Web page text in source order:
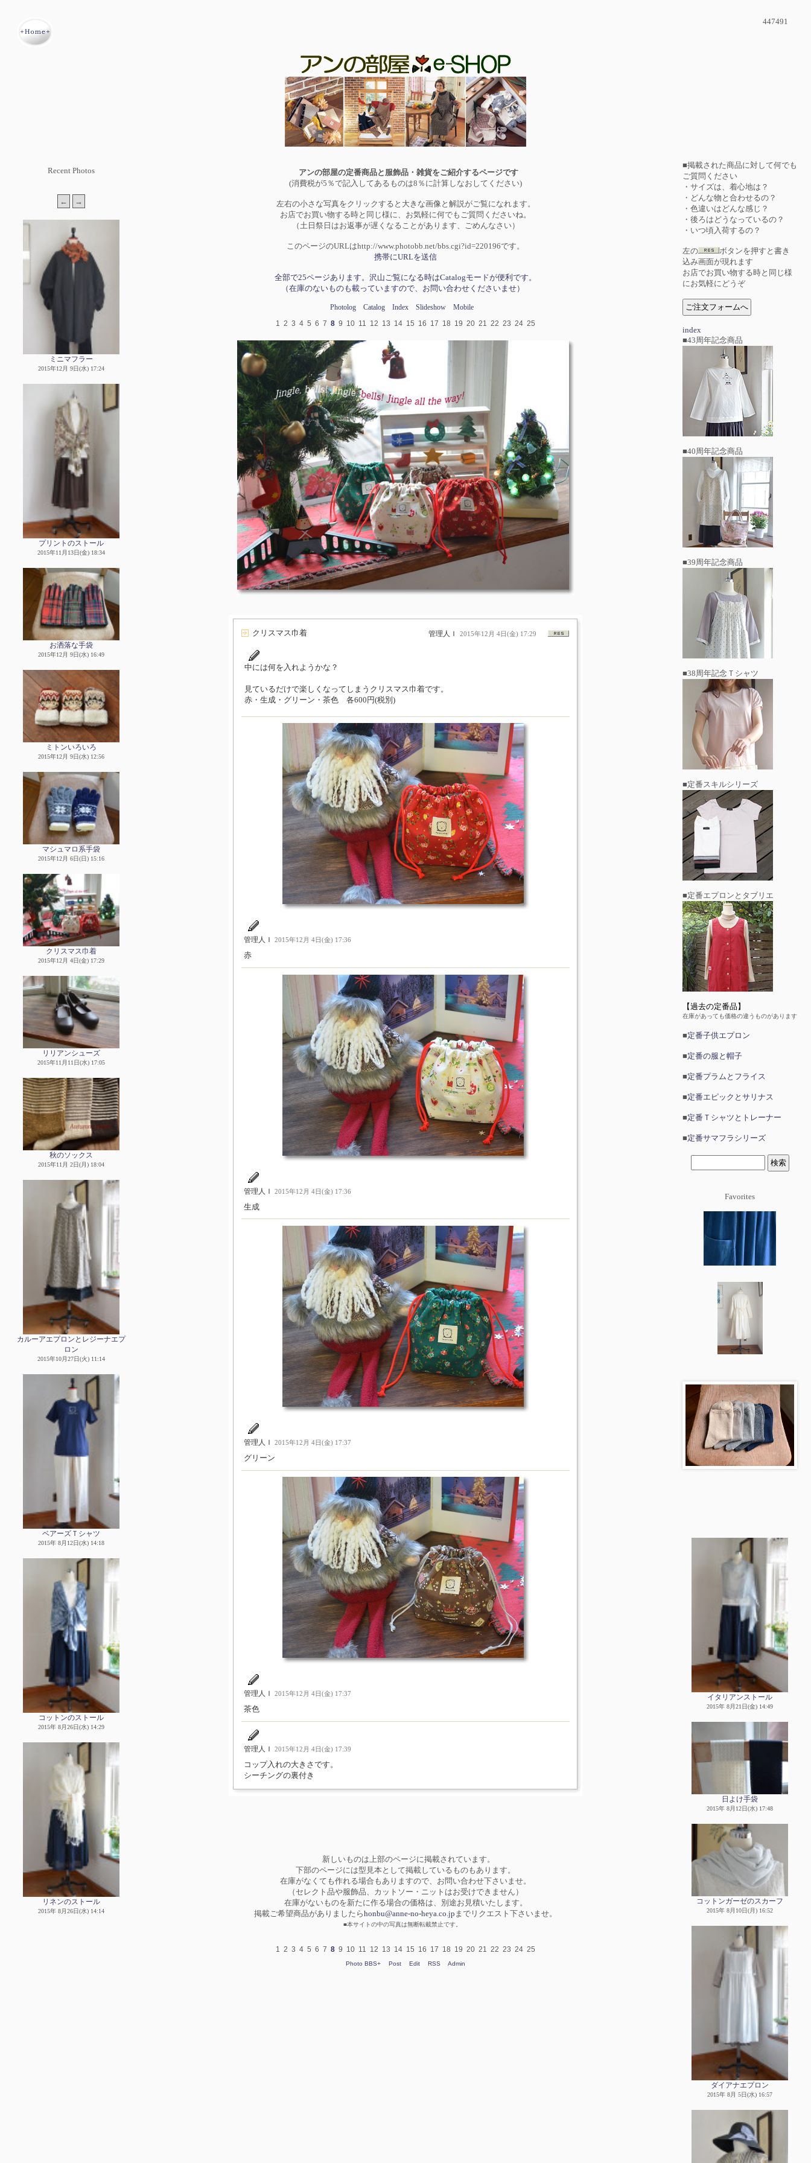
447491
Recent Photos
ミニマフラー
2015年12月 9日(水) 17:24
プリントのストール
2015年11月13日(金) 18:34
お洒落な手袋
2015年12月 9日(水) 16:49
ミトンいろいろ
2015年12月 9日(水) 12:56
マシュマロ系手袋
2015年12月 6日(日) 15:16
クリスマス巾着
2015年12月 4日(金) 17:29
リリアンシューズ
2015年11月11日(水) 17:05
秋のソックス
2015年11月 2日(月) 18:04
カルーアエプロンとレジーナエプ
ロン
2015年10月27日(火) 11:14
ベアーズＴシャツ
2015年 8月12日(水) 14:18
コットンのストール
2015年 8月26日(水) 14:29
リネンのストール
2015年 8月26日(水) 14:14
アンの部屋の定番商品と服飾品・雑貨をご紹介するページです
(消費税が5％で記入してあるものは8％に計算しなおしてください)
左右の小さな写真をクリックすると大きな画像と解説がご覧になれます。
お店でお買い物する時と同じ様に、お気軽に何でもご質問くださいね。
（土日祭日はお返事が遅くなることがあります、ごめんなさい）
このページのURLはhttp://www.photobb.net/bbs.cgi?id=220196です。
携帯にURLを送信
全部で25ページあります。沢山ご覧になる時はCatalogモードが便利です。
（在庫のないものも載っていますので、お問い合わせくださいませ）
Photolog Catalog Index Slideshow
Mobile
1 2 3 4 5 6 7 8 9 10 11 12 13 14 15 16 17 18 19 20 21 22 23 24 25
クリスマス巾着 管理人Ｉ 2015年12月 4日(金) 17:29
中には何を入れようかな？
見ているだけで楽しくなってしまうクリスマス巾着です。
赤・生成・グリーン・茶色 各600円(税別)
管理人Ｉ 2015年12月 4日(金) 17:36
赤
管理人Ｉ 2015年12月 4日(金) 17:36
生成
管理人Ｉ 2015年12月 4日(金) 17:37
グリーン
管理人Ｉ 2015年12月 4日(金) 17:37
茶色
管理人Ｉ 2015年12月 4日(金) 17:39
コップ入れの大きさです。
シーチングの裏付き
新しいものは上部のページに掲載されています。
下部のページには型見本として掲載しているものもあります。
在庫がなくても作れる場合もありますので、お問い合わせ下さいませ。
（セレクト品や服飾品、カットソー・ニットはお受けできません）
在庫がないものを新たに作る場合の価格は、別途お見積いたします。
掲載ご希望商品がありましたらhonbu@anne-no-heya.co.jp までリクエスト下さいませ。
■本サイトの中の写真は無断転載禁止です。
1 2 3 4 5 6 7 8 9 10 11 12 13 14 15 16 17 18 19 20 21 22 23 24 25
Photo BBS+ Post Edit RSS Admin
■掲載された商品に対して何でも
ご質問ください
・サイズは、着心地は？
・どんな物と合わせるの？
・色違いはどんな感じ？
・後ろはどうなっているの？
・いつ頃入荷するの？
左の
ボタンを押すと書き
込み画面が現れます
お店でお買い物する時と同じ様
にお気軽にどうぞ
index
■43周年記念商品
■40周年記念商品
■39周年記念商品
■38周年記念Ｔシャツ
■定番スキルシリーズ
■定番エプロンとタブリエ
【過去の定番品】
在庫があっても価格の違うものがあります
■定番子供エプロン
■定番の服と帽子
■定番プラムとフライス
■定番エピックとサリナス
■定番Ｔシャツとトレーナー
■定番サマフラシリーズ
Favorites
イタリアンストール
2015年 8月21日(金) 14:49
日よけ手袋
2015年 8月12日(水) 17:48
コットンガーゼのスカーフ
2015年 8月10日(月) 16:52
ダイアナエプロン
2015年 8月 5日(水) 16:57